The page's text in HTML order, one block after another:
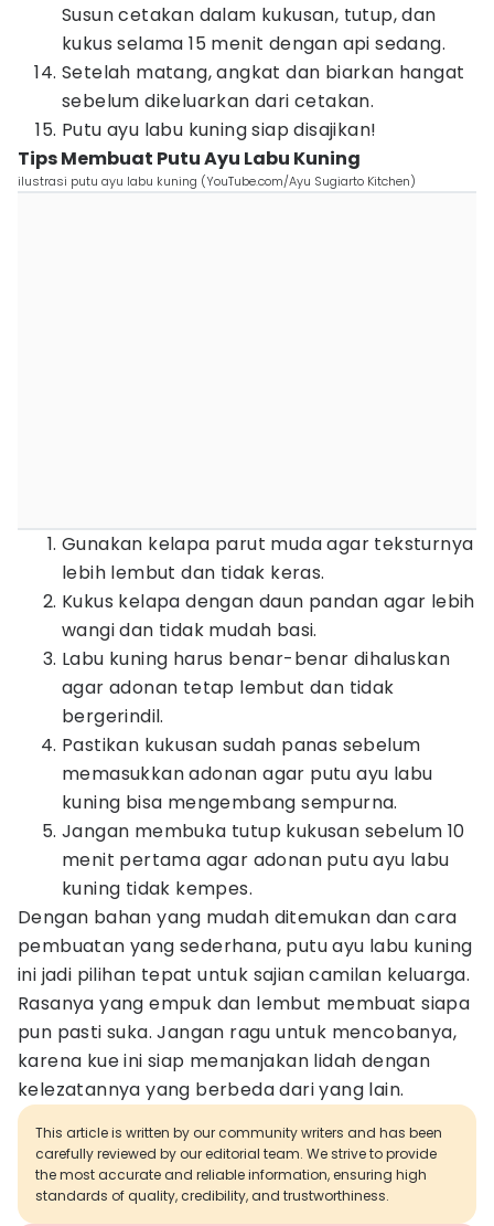
Susun cetakan dalam kukusan, tutup, dan
kukus selama 15 menit dengan api sedang.
Setelah matang, angkat dan biarkan hangat
sebelum dikeluarkan dari cetakan.
Putu ayu labu kuning siap disajikan!
Tips Membuat Putu Ayu Labu Kuning
ilustrasi putu ayu labu kuning (YouTube.com/Ayu Sugiarto Kitchen)
Gunakan kelapa parut muda agar teksturnya
lebih lembut dan tidak keras.
Kukus kelapa dengan daun pandan agar lebih
wangi dan tidak mudah basi.
Labu kuning harus benar-benar dihaluskan
agar adonan tetap lembut dan tidak
bergerindil.
Pastikan kukusan sudah panas sebelum
memasukkan adonan agar putu ayu labu
kuning bisa mengembang sempurna.
Jangan membuka tutup kukusan sebelum 10
menit pertama agar adonan putu ayu labu
kuning tidak kempes.
Dengan bahan yang mudah ditemukan dan cara
pembuatan yang sederhana, putu ayu labu kuning
ini jadi pilihan tepat untuk sajian camilan keluarga.
Rasanya yang empuk dan lembut membuat siapa
pun pasti suka. Jangan ragu untuk mencobanya,
karena kue ini siap memanjakan lidah dengan
kelezatannya yang berbeda dari yang lain.
This article is written by our community writers and has been
carefully reviewed by our editorial team. We strive to provide
the most accurate and reliable information, ensuring high
standards of quality, credibility, and trustworthiness.